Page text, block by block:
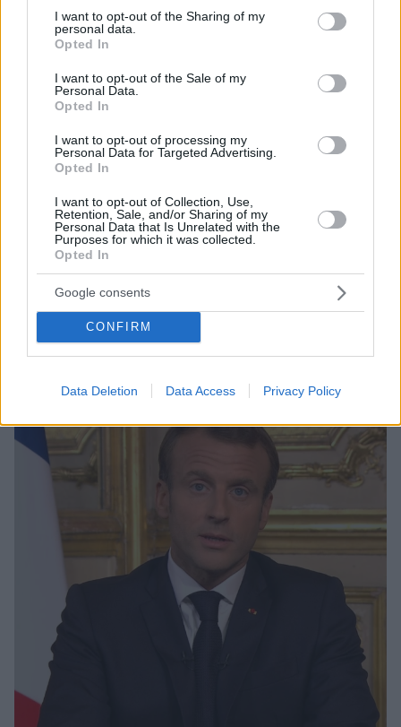
not limited to your visit or usage behaviour. You may click to
grant or deny consent to Google and its third-party tags to
use your data for below specified purposes in below Google
consent section.
I want to opt-out of the Sharing of my
personal data.
Opted In
I want to opt-out of the Sale of my
Personal Data.
Opted In
I want to opt-out of processing my
Personal Data for Targeted Advertising.
Opted In
I want to opt-out of Collection, Use,
Retention, Sale, and/or Sharing of my
Personal Data that Is Unrelated with the
Purposes for which it was collected.
Opted In
Google consents
CONFIRM
Data Deletion Data Access Privacy Policy
Γαλλία: «Έσβησε» ο Πύργος του Άιφελ για να τιμήσει
τον Ζακ Σιράκ
Στο κοιμητήριο του Μονπαρνάς θα γίνει τη Δευτέρα
η κηδεία του πρώην προέδρου της Γαλλίας, Ζακ
Σιράκ, όπως μεταδίδουν τα γαλλικά ΜΜΕ - Έσβησαν
τα φώτα στον Πύργο του Άιφελ το βράδυ της
Πέμπτης - Δείτε σχετικό βίντεο
27.09.2019, 14:23